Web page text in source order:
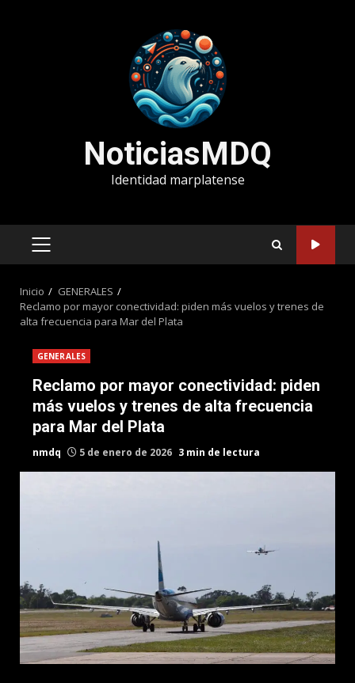
NoticiasMDQ
Identidad marplatense
MENÚ
Inicio
GENERALES
Reclamo por mayor conectividad: piden más vuelos y trenes de
alta frecuencia para Mar del Plata
GENERALES
Reclamo por mayor conectividad: piden
más vuelos y trenes de alta frecuencia
para Mar del Plata
nmdq 5 de enero de 2026 3 min de lectura